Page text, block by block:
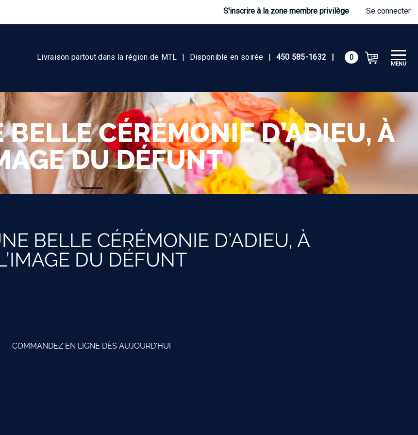
S'inscrire à la zone membre privilège Se connecter
Livraison partout dans la région de MTL | Disponible en soirée | 450 585-1632 | 0
CÉRÉMONIE D’ADIEU, À
DU DÉFUNT
MENU
BELLE CÉRÉMONIE D’ADIEU, À
DU DÉFUNT
COMMANDEZ EN LIGNE DÈS AUJOURD'HUI